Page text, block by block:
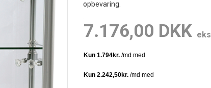
opbevaring.
7.176,00 DKK